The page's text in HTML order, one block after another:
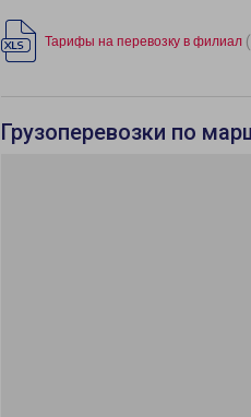
Тарифы на перевозку в филиал
Грузоперевозки по